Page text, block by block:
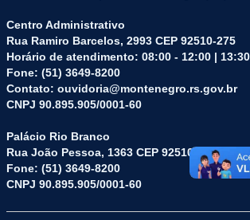
Centro Administrativo
Rua Ramiro Barcelos, 2993 CEP 92510-275
Horário de atendimento: 08:00 - 12:00 |
Fone: (51) 3649-8200
Contato: ouvidoria@montenegro.rs.gov.br
CNPJ 90.895.905/0001-60
Palácio Rio Branco
Rua João Pessoa, 1363 CEP 92510-045
Fone: (51) 3649-8200
CNPJ 90.895.905/0001-60